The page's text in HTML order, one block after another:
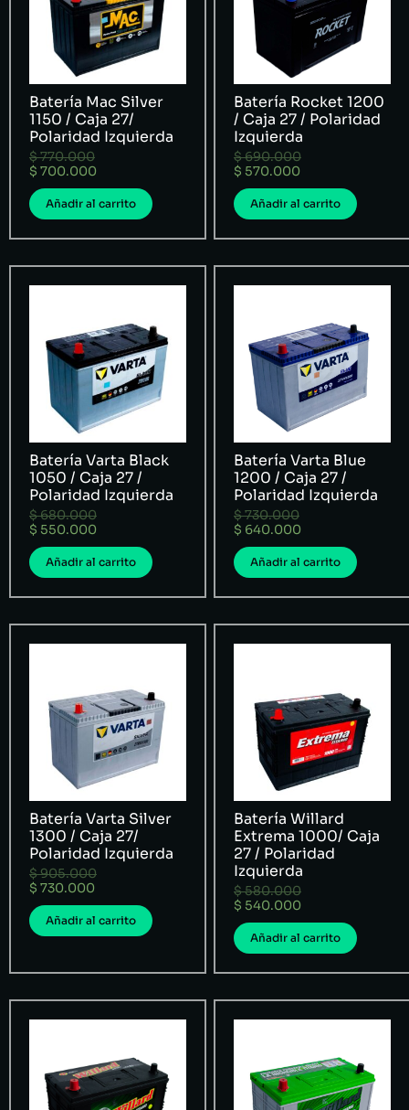
Batería Mac Silver
1150 / Caja 27/
Polaridad Izquierda
$770.000
$ 700.000
Añadir al carrito
Batería Rocket 1200
/ Caja 27 / Polaridad
Izquierda
$690.000
$ 570.000
Añadir al carrito
Batería Varta Black
1050 / Caja 27 /
Polaridad Izquierda
$680.000
$ 550.000
Añadir al carrito
Batería Varta Blue
1200 / Caja 27 /
Polaridad Izquierda
$730.000
$ 640.000
Añadir al carrito
Batería Varta Silver
1300 / Caja 27/
Polaridad Izquierda
$905.000
$ 730.000
Añadir al carrito
Batería Willard
Extrema 1000/ Caja
27 / Polaridad
Izquierda
$580.000
$ 540.000
Añadir al carrito